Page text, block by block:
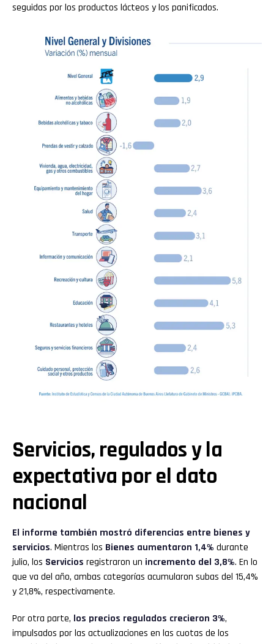
seguidas por los productos lácteos y los panificados.
Servicios, regulados y la
expectativa por el dato
nacional
El informe también mostró diferencias entre bienes y
servicios. Mientras los Bienes aumentaron 1,4% durante
julio, los Servicios registraron un incremento del 3,8%. En lo
que va del año, ambas categorías acumularon subas del 15,4%
y 21,8%, respectivamente.
Por otra parte, los precios regulados crecieron 3%,
impulsados por las actualizaciones en las cuotas de los